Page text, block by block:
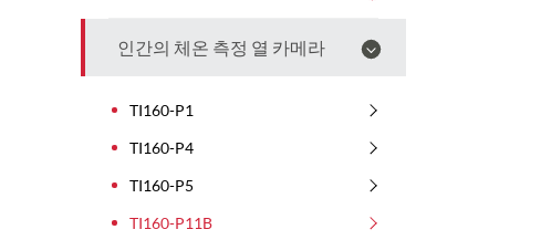
인간의 체온 측정 열 카메라
TI160-P1
TI160-P4
TI160-P5
TI160-P11B